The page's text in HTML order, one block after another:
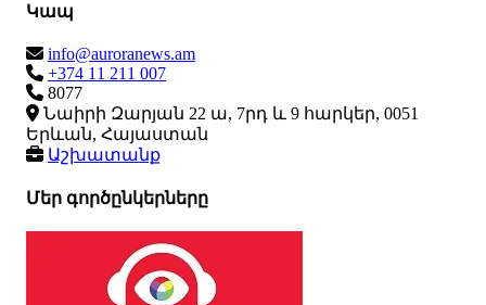
Կապ
info@auroranews.am
+374 11 211 007
8077
Նաիրի Զարյան 22 ա, 7րդ և 9 հարկեր, 0051
Երևան, Հայաստան
Աշխատանք
Մեր գործընկերները